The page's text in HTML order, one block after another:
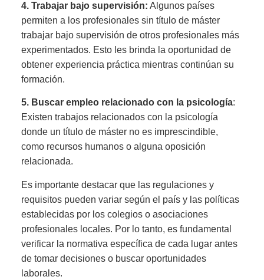
4. Trabajar bajo supervisión: Algunos países
permiten a los profesionales sin título de máster
trabajar bajo supervisión de otros profesionales más
experimentados. Esto les brinda la oportunidad de
obtener experiencia práctica mientras continúan su
formación.
5. Buscar empleo relacionado con la psicología:
Existen trabajos relacionados con la psicología
donde un título de máster no es imprescindible,
como recursos humanos o alguna oposición
relacionada.
Es importante destacar que las regulaciones y
requisitos pueden variar según el país y las políticas
establecidas por los colegios o asociaciones
profesionales locales. Por lo tanto, es fundamental
verificar la normativa específica de cada lugar antes
de tomar decisiones o buscar oportunidades
laborales.